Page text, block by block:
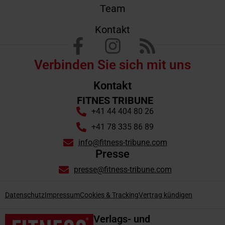
Verlags- und
Team
Kontakt
Kontakt
FITNES TRIBUNE
+41 44 404 80 26
+41 78 335 86 89
info@fitness-tribune.com
Presse
presse@fitness-tribune.com
Verbinden Sie sich mit uns
DatenschutzImpressumCookies & TrackingVertrag kündigen